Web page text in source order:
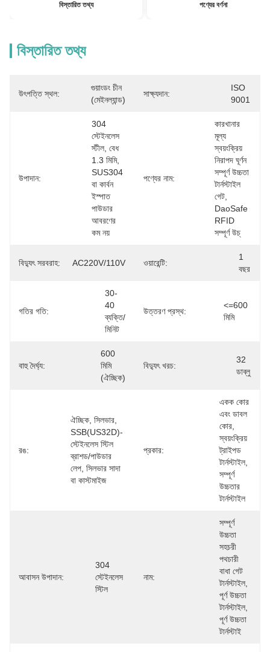
বিস্তারিত তথ্য পণ্যের বর্ণনা
বিস্তারিত তথ্য
উৎপত্তি স্থল:
গুয়াংডং চীন
(মেইনল্যান্ড)
সাক্ষ্যদান:
ISO
9001
উপাদান:
304
স্টেইনলেস
স্টীল, বেধ
1.3 মিমি,
SUS304
বা কার্বন
ইস্পাত
পাউডার
আবরণের
কম নয়
পণ্যের নাম:
কারখানার
মূল্য
স্বয়ংক্রিয়
নিরাপদ ঘূর্ণন
সম্পূর্ণ উচ্চতা
টার্নস্টাইল
গেট,
DaoSafe
RFID
সম্পূর্ণ উচ্
বিদ্যুৎ সরবরাহ: AC220V/110V ওয়ারেন্টি:
1
বছর
গতির গতি:
30-
40
ব্যক্তি/
মিনিট
উত্তরণ প্রস্থ:
<=600
মিমি
বাহু দৈর্ঘ্য:
600
মিমি
(ঐচ্ছিক)
বিদ্যুৎ খরচ:
32
ডাব্লু
রঙ:
ঐচ্ছিক, সিলভার,
SSB(US32D)-
স্টেইনলেস স্টিল
ব্রাশড/পাউডার
লেপ, সিলভার সাদা
বা কাস্টমাইজ
প্রকার:
একক কোর
এবং ডাবল
কোর,
স্বয়ংক্রিয়
ট্রাইপড
টার্নস্টাইল,
সম্পূর্ণ
উচ্চতার
টার্নস্টাইল
আবাসন উপাদান:
304
স্টেইনলেস
স্টিল
নাম:
সম্পূর্ণ
উচ্চতা
সহচরী
পথচারী
বাধা গেট
টার্নস্টাইল,
পূর্ণ উচ্চতা
টার্নস্টাইল,
পূর্ণ উচ্চতা
টার্নস্টাই